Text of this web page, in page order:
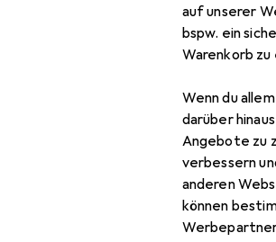
auf unserer
bspw. ein
Warenkorb zu
Wenn du
darüber
Angebote zu
verbessern
anderen
können